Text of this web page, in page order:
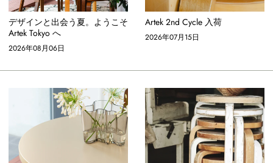
デザインと出会う夏。ようこそ
Artek Tokyo へ
2026年08月06日
Artek 2nd Cycle 入荷
2026年07月15日